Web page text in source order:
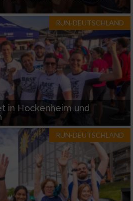
RUN-DEUTSCHLAND
in Hockenheim und
RUN-DEUTSCHLAND